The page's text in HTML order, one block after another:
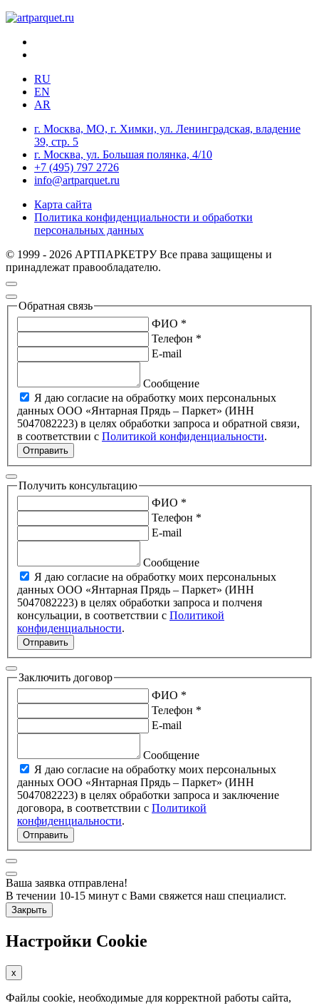
RU
EN
AR
г. Москва, МО, г. Химки, ул. Ленинградская, владение
39, стр. 5
г. Москва, ул. Большая полянка, 4/10
+7 (495) 797 2726
info@artparquet.ru
Карта сайта
Политика конфиденциальности и обработки
персональных данных
© 1999 - 2026 АРТПАРКЕТРУ Все права защищены и
принадлежат правообладателю.
Обратная связь
ФИО *
Телефон *
E-mail
Сообщение
Я даю согласие на обработку моих персональных
данных ООО «Янтарная Прядь – Паркет» (ИНН
5047082223) в целях обработки запроса и обратной связи,
в соответствии с Политикой конфиденциальности.
Отправить
Получить консультацию
ФИО *
Телефон *
E-mail
Сообщение
Я даю согласие на обработку моих персональных
данных ООО «Янтарная Прядь – Паркет» (ИНН
5047082223) в целях обработки запроса и полченя
консульации, в соответствии с Политикой
конфиденциальности.
Отправить
Заключить договор
ФИО *
Телефон *
E-mail
Сообщение
Я даю согласие на обработку моих персональных
данных ООО «Янтарная Прядь – Паркет» (ИНН
5047082223) в целях обработки запроса и заключение
договора, в соответствии с Политикой
конфиденциальности.
Отправить
Ваша заявка отправлена!
В течении 10-15 минут с Вами свяжется наш специалист.
Закрыть
Настройки Cookie
x
Файлы cookie, необходимые для корректной работы сайта,